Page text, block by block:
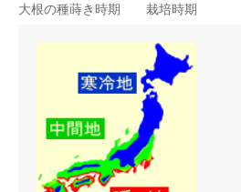
蒔き方 直まき
120cm
2条
株間（cm） 20〜30cm
大根の種蒔き時期 栽培時期